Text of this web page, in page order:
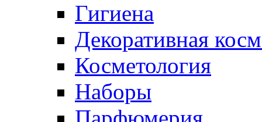
Гигиена
Декоративная
Косметология
Наборы